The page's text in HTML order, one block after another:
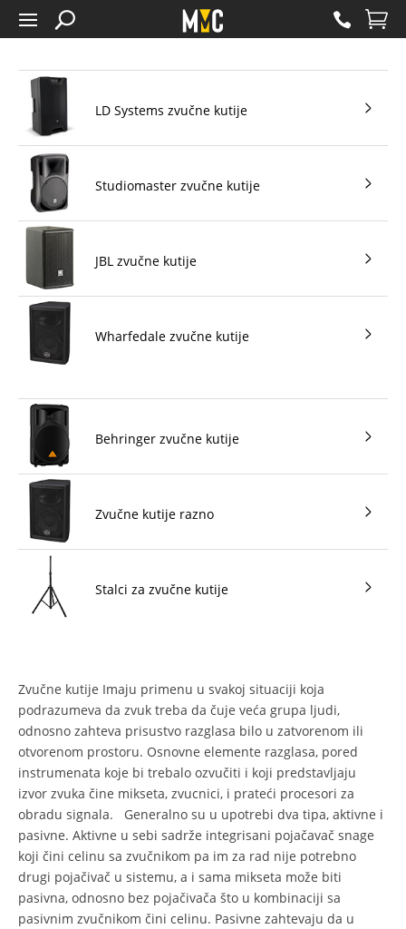
LD Systems zvučne kutije
Studiomaster zvučne kutije
JBL zvučne kutije
Wharfedale zvučne kutije
Behringer zvučne kutije
Zvučne kutije razno
Stalci za zvučne kutije
Zvučne kutije Imaju primenu u svakoj situaciji koja
podrazumeva da zvuk treba da čuje veća grupa ljudi,
odnosno zahteva prisustvo razglasa bilo u zatvorenom ili
otvorenom prostoru. Osnovne elemente razglasa, pored
instrumenata koje bi trebalo ozvučiti i koji predstavljaju
izvor zvuka čine mikseta, zvucnici, i prateći procesori za
obradu signala. Generalno su u upotrebi dva tipa, aktivne i
pasivne. Aktivne u sebi sadrže integrisani pojačavač snage
koji čini celinu sa zvučnikom pa im za rad nije potrebno
drugi pojačivač u sistemu, a i sama mikseta može biti
pasivna, odnosno bez pojačivača što u kombinaciji sa
pasivnim zvučnikom čini celinu. Pasivne zahtevaju da u